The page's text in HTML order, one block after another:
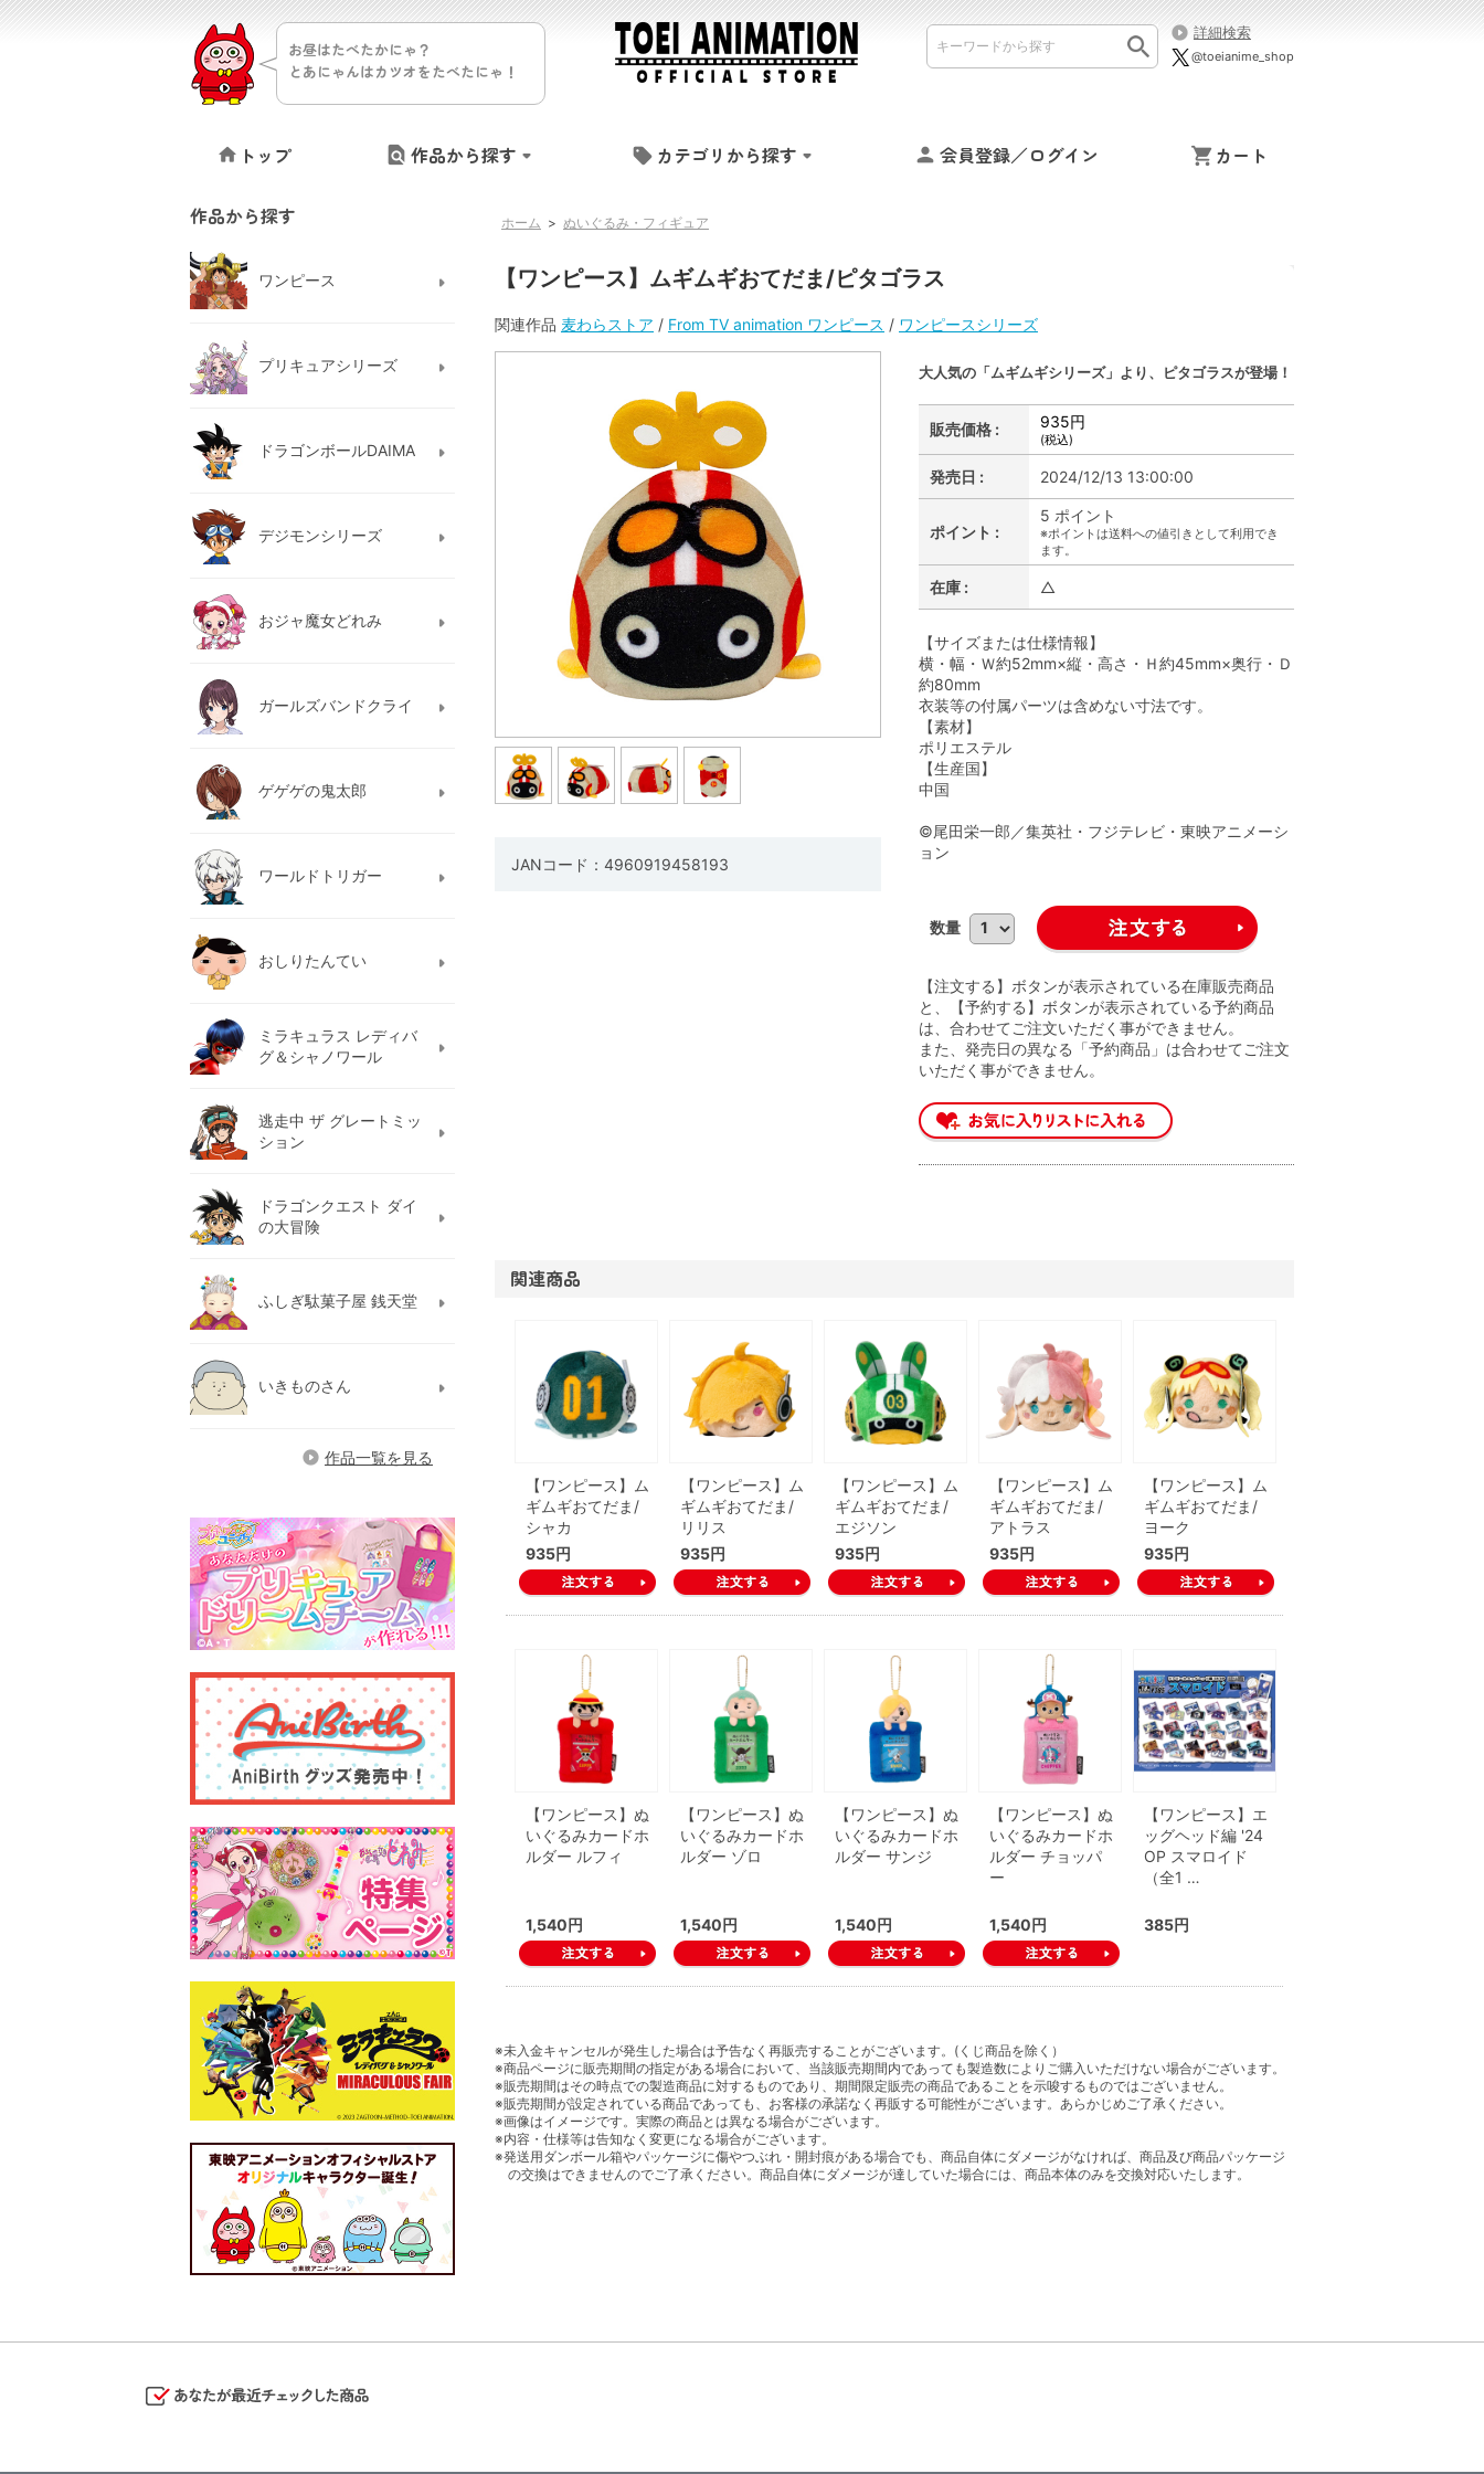
お昼はたべたかにゃ？
とあにゃんはカツオをたべたにゃ！
詳細検索
@toeianime_shop
トップ 作品から探す カテゴリから探す 会員登録／ログイン カート
ホーム > ぬいぐるみ・フィギュア
【ワンピース】ムギムギおてだま/ピタゴラス
関連作品 麦わらストア / From TV animation ワンピース / ワンピースシリーズ
JANコード：4960919458193
大人気の「ムギムギシリーズ」より、ピタゴラスが登場！
販売価格 : 935円
(税込)
発売日 : 2024/12/13 13:00:00
ポイント :
5 ポイント
※ポイントは送料への値引きとして利用でき
ます。
在庫 : △
【サイズまたは仕様情報】
横・幅・Ｗ約52mm×縦・高さ・Ｈ約45mm×奥行・Ｄ
約80mm
衣装等の付属パーツは含めない寸法です。
【素材】
ポリエステル
【生産国】
中国
©尾田栄一郎／集英社・フジテレビ・東映アニメーシ
ョン
数量
【注文する】ボタンが表示されている在庫販売商品
と、【予約する】ボタンが表示されている予約商品
は、合わせてご注文いただく事ができません。
また、発売日の異なる「予約商品」は合わせてご注文
いただく事ができません。
関連商品
【ワンピース】ム
ギムギおてだま/
シャカ
935円
【ワンピース】ム
ギムギおてだま/
リリス
935円
【ワンピース】ム
ギムギおてだま/
エジソン
935円
【ワンピース】ム
ギムギおてだま/
アトラス
935円
【ワンピース】ム
ギムギおてだま/
ヨーク
935円
【ワンピース】ぬ
いぐるみカードホ
ルダー ルフィ
1,540円
【ワンピース】ぬ
いぐるみカードホ
ルダー ゾロ
1,540円
【ワンピース】ぬ
いぐるみカードホ
ルダー サンジ
1,540円
【ワンピース】ぬ
いぐるみカードホ
ルダー チョッパ
ー
1,540円
【ワンピース】エ
ッグヘッド編 '24
OP スマロイド
（全1 …
385円
※未入金キャンセルが発生した場合は予告なく再販売することがございます。(くじ商品を除く）
※商品ページに販売期間の指定がある場合において、当該販売期間内であっても製造数によりご購入いただけない場合がございます。
※販売期間はその時点での製造商品に対するものであり、期間限定販売の商品であることを示唆するものではございません。
※販売期間が設定されている商品であっても、お客様の承諾なく再販する可能性がございます。あらかじめご了承ください。
※画像はイメージです。実際の商品とは異なる場合がございます。
※内容・仕様等は告知なく変更になる場合がございます。
※発送用ダンボール箱やパッケージに傷やつぶれ・開封痕がある場合でも、商品自体にダメージがなければ、商品及び商品パッケージ
の交換はできませんのでご了承ください。商品自体にダメージが達していた場合には、商品本体のみを交換対応いたします。
作品から探す
ワンピース
プリキュアシリーズ
ドラゴンボールDAIMA
デジモンシリーズ
おジャ魔女どれみ
ガールズバンドクライ
ゲゲゲの鬼太郎
ワールドトリガー
おしりたんてい
ミラキュラス レディバ
グ＆シャノワール
逃走中 ザ グレートミッ
ション
ドラゴンクエスト ダイ
の大冒険
ふしぎ駄菓子屋 銭天堂
いきものさん
作品一覧を見る